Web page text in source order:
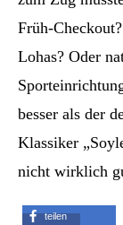
Früh-
Lohas? Oder
besser als der
Klassiker
nicht wirklich
teilen